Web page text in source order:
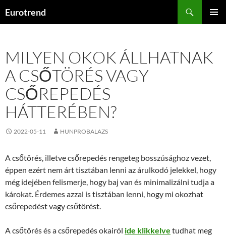
Eurotrend
MILYEN OKOK ÁLLHATNAK
A CSŐTÖRÉS VAGY
CSŐREPEDÉS
HÁTTERÉBEN?
2022-05-11 HUNPROBALAZS
A csőtörés, illetve csőrepedés rengeteg bosszúsághoz vezet,
éppen ezért nem árt tisztában lenni az árulkodó jelekkel, hogy
még idejében felismerje, hogy baj van és minimalizálni tudja a
károkat. Érdemes azzal is tisztában lenni, hogy mi okozhat
csőrepedést vagy csőtörést.
A csőtörés és a csőrepedés okairól ide klikkelve tudhat meg